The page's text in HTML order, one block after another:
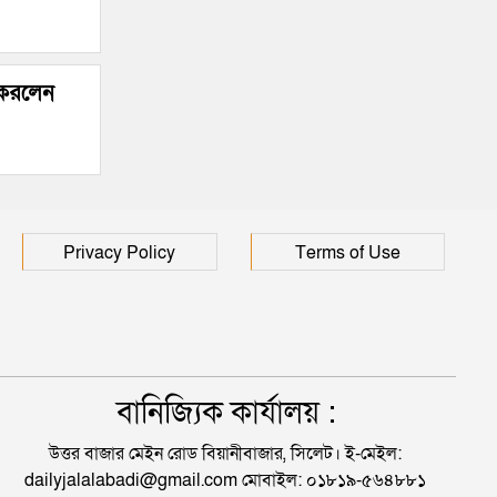
Privacy Policy Terms of Use
বানিজ্যিক কার্যালয় :
উত্তর বাজার মেইন রোড বিয়ানীবাজার, সিলেট। ই-মেইল:
dailyjalalabadi@gmail.com মোবাইল: ০১৮১৯-৫৬৪৮৮১